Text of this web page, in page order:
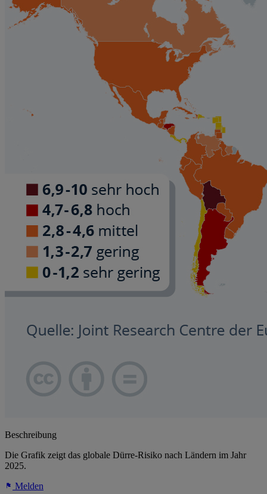
Beschreibung
Die Grafik zeigt das globale Dürre-Risiko nach Ländern im Jahr
2025.
Melden